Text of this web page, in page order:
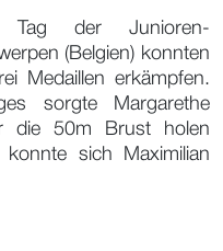
Tag der Junioren-
(Belgien) konnten
Medaillen erkämpfen.
sorgte Margarethe
die 50m Brust holen
sich Maximilian